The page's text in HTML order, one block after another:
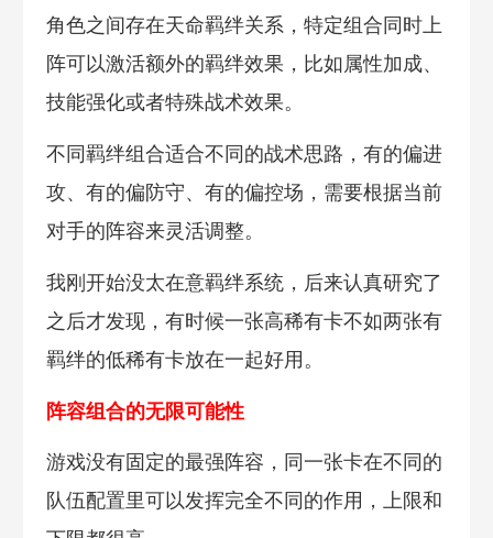
角色之间存在天命羁绊关系，特定组合同时上
阵可以激活额外的羁绊效果，比如属性加成、
技能强化或者特殊战术效果。
不同羁绊组合适合不同的战术思路，有的偏进
攻、有的偏防守、有的偏控场，需要根据当前
对手的阵容来灵活调整。
我刚开始没太在意羁绊系统，后来认真研究了
之后才发现，有时候一张高稀有卡不如两张有
羁绊的低稀有卡放在一起好用。
阵容组合的无限可能性
游戏没有固定的最强阵容，同一张卡在不同的
队伍配置里可以发挥完全不同的作用，上限和